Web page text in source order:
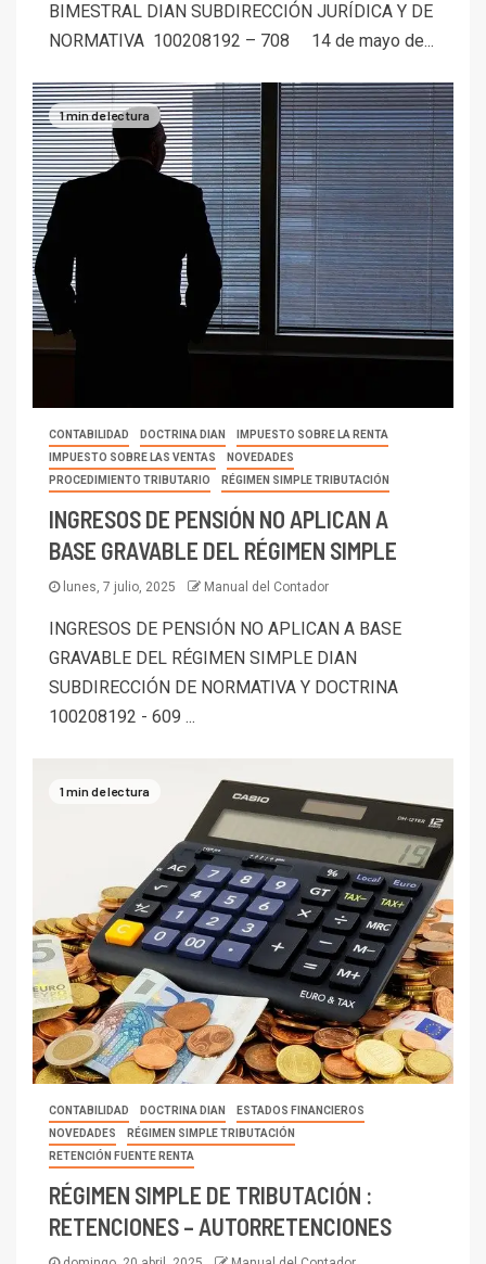
BIMESTRAL DIAN SUBDIRECCIÓN JURÍDICA Y DE
NORMATIVA 100208192 – 708 14 de mayo de...
1 min de lectura
CONTABILIDAD DOCTRINA DIAN
IMPUESTO SOBRE LA RENTA
IMPUESTO SOBRE LAS VENTAS
NOVEDADES
PROCEDIMIENTO TRIBUTARIO
RÉGIMEN SIMPLE TRIBUTACIÓN
INGRESOS DE PENSIÓN NO APLICAN A
BASE GRAVABLE DEL RÉGIMEN SIMPLE
lunes, 7 julio, 2025 Manual del Contador
INGRESOS DE PENSIÓN NO APLICAN A BASE
GRAVABLE DEL RÉGIMEN SIMPLE DIAN
SUBDIRECCIÓN DE NORMATIVA Y DOCTRINA
100208192 - 609 ...
1 min de lectura
CONTABILIDAD DOCTRINA DIAN
ESTADOS FINANCIEROS
NOVEDADES
RÉGIMEN SIMPLE TRIBUTACIÓN
RETENCIÓN FUENTE RENTA
RÉGIMEN SIMPLE DE TRIBUTACIÓN :
RETENCIONES – AUTORRETENCIONES